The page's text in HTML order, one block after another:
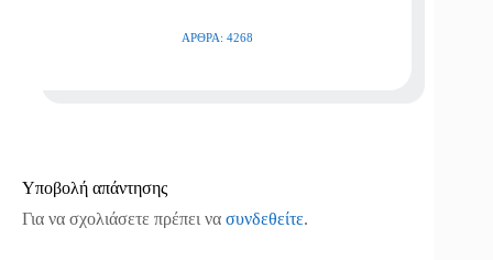
ΆΡΘΡΑ: 4268
Υποβολή απάντησης
Για να σχολιάσετε πρέπει να συνδεθείτε.